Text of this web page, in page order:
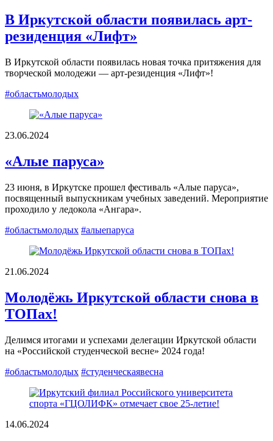
В Иркутской области появилась арт-
резиденция «Лифт»
В Иркутской области появилась новая точка притяжения для
творческой молодежи — арт-резиденция «Лифт»!
#областьмолодых
23.06.2024
«Алые паруса»
23 июня, в Иркутске прошел фестиваль «Алые паруса»,
посвященный выпускникам учебных заведений. Мероприятие
проходило у ледокола «Ангара».
#областьмолодых #алыепаруса
21.06.2024
Молодёжь Иркутской области снова в
ТОПах!
Делимся итогами и успехами делегации Иркутской области
на «Российской студенческой весне» 2024 года!
#областьмолодых #студенческаявесна
14.06.2024